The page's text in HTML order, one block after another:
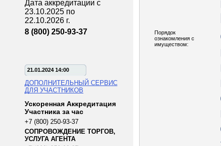
Дата аккредитации с
23.10.2025 по
22.10.2026 г.
8 (800) 250-93-37
21.01.2024 14:00
ДОПОЛНИТЕЛЬНЫЙ СЕРВИС
ДЛЯ УЧАСТНИКОВ
Ускоренная Аккредитация
Участника за час
+7 (800) 250-93-37
СОПРОВОЖДЕНИЕ ТОРГОВ,
УСЛУГА АГЕНТА
Порядок
ознакомления с
имуществом: